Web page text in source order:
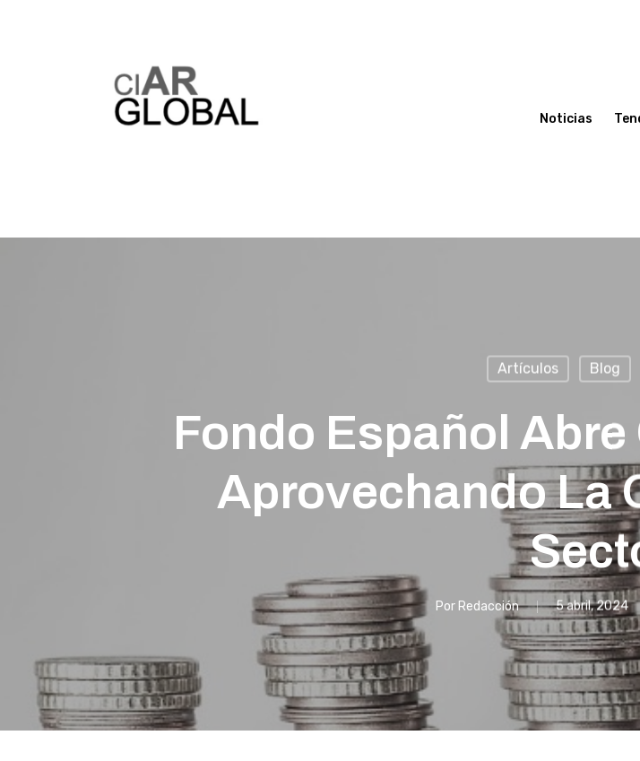
Presione enter para buscar o ESC para cerrar
Noticias
Artículos Blog
Fondo Español
Aprovechando La
Por Redacción 5 abril, 2024